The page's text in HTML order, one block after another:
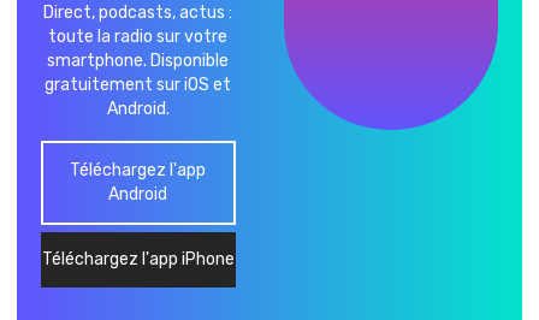
Direct, podcasts, actus :
toute la radio sur votre
smartphone. Disponible
gratuitement sur iOS et
Android.
Téléchargez l'app
Android
Téléchargez l'app iPhone